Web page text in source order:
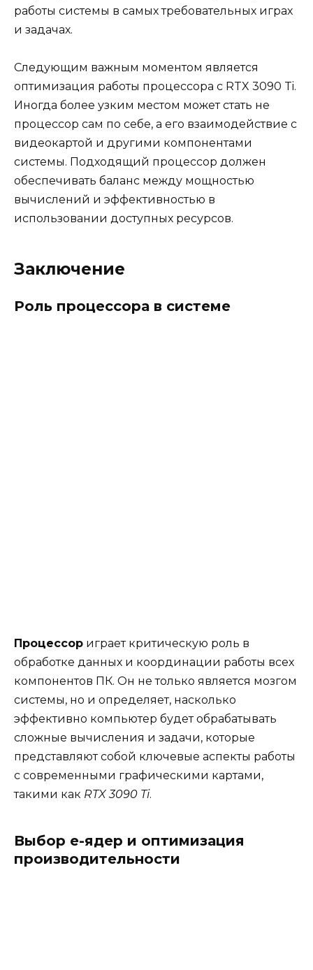
работы системы в самых требовательных играх
и задачах.
Следующим важным моментом является
оптимизация работы процессора с RTX 3090 Ti.
Иногда более узким местом может стать не
процессор сам по себе, а его взаимодействие с
видеокартой и другими компонентами
системы. Подходящий процессор должен
обеспечивать баланс между мощностью
вычислений и эффективностью в
использовании доступных ресурсов.
Заключение
Роль процессора в системе
Процессор играет критическую роль в
обработке данных и координации работы всех
компонентов ПК. Он не только является мозгом
системы, но и определяет, насколько
эффективно компьютер будет обрабатывать
сложные вычисления и задачи, которые
представляют собой ключевые аспекты работы
с современными графическими картами,
такими как RTX 3090 Ti.
Выбор e-ядер и оптимизация
производительности